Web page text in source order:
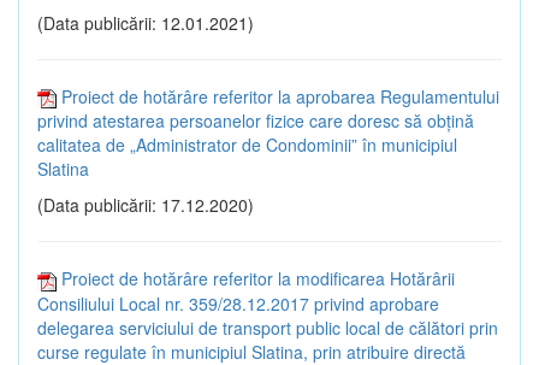
(Data publicării: 12.01.2021)
Proiect de hotărâre referitor la aprobarea Regulamentului
privind atestarea persoanelor fizice care doresc să obțină
calitatea de „Administrator de Condominii” în municipiul
Slatina
(Data publicării: 17.12.2020)
Proiect de hotărâre referitor la modificarea Hotărârii
Consiliului Local nr. 359/28.12.2017 privind aprobare
delegarea serviciului de transport public local de călători prin
curse regulate în municipiul Slatina, prin atribuire directă